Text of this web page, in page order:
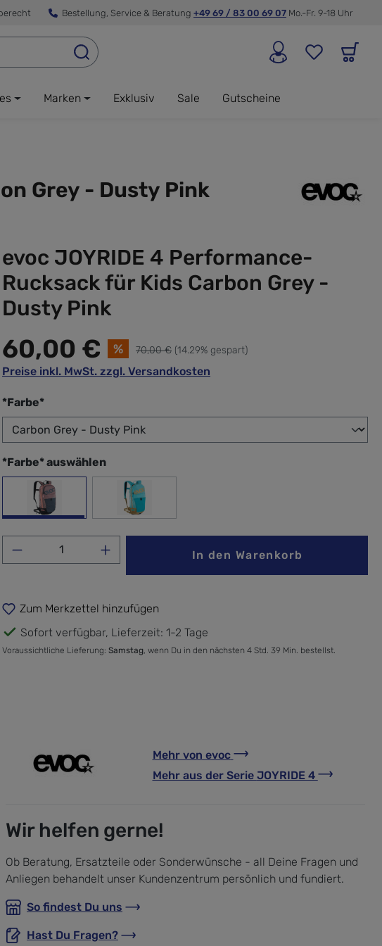
Bestellung, Service & Beratung +49 69 / 83 00 69 07 Mo.-Fr. 9-18 Uhr
Marken Exklusiv Sale Gutscheine
Grey - Dusty Pink
evoc JOYRIDE 4 Performance-
Rucksack für Kids Carbon Grey -
Dusty Pink
60,00 € % 70,00 € (14.29% gespart)
Preise inkl. MwSt. zzgl. Versandkosten
*Farbe*auswählen
*Farbe* auswählen
Carbon Grey - Dusty PinkNeon Blue - Gold
Produkt Anzahl: Gib den gewünschten Wert ein
In den Warenkorb
Zum Merkzettel hinzufügen
Sofort verfügbar, Lieferzeit: 1-2 Tage
Voraussichtliche Lieferung: Samstag , wenn Du in den nächsten 4 Std. 39 Min. bestellst.
Mehr von evoc
Mehr aus der Serie JOYRIDE 4
Wir helfen gerne!
Ob Beratung, Ersatzteile oder Sonderwünsche - all Deine Fragen und
Anliegen behandelt unser Kundenzentrum persönlich und fundiert.
So findest Du uns
Hast Du Fragen?